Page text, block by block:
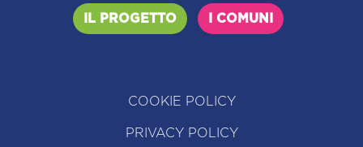
IL PROGETTO I COMUNI
COOKIE POLICY
PRIVACY POLICY